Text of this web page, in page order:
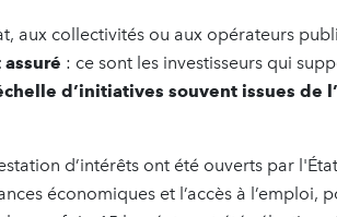
aux collectivités ou aux opérateurs
: ce sont les investisseurs qui
d’initiatives souvent issues de
d’intérêts ont été ouverts par
économiques et l’accès à l’emploi,